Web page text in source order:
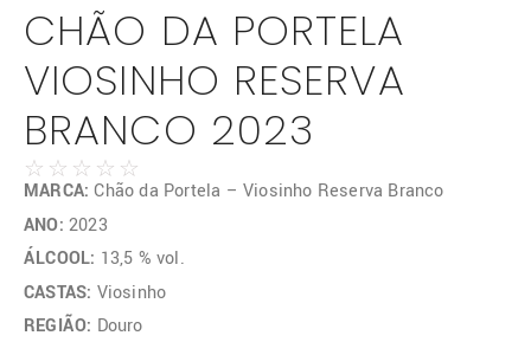
CHÃO DA PORTELA
VIOSINHO RESERVA
BRANCO 2023
☆ ☆ ☆ ☆ ☆
MARCA: Chão da Portela – Viosinho Reserva Branco
ANO: 2023
ÁLCOOL: 13,5 % vol.
CASTAS: Viosinho
REGIÃO: Douro